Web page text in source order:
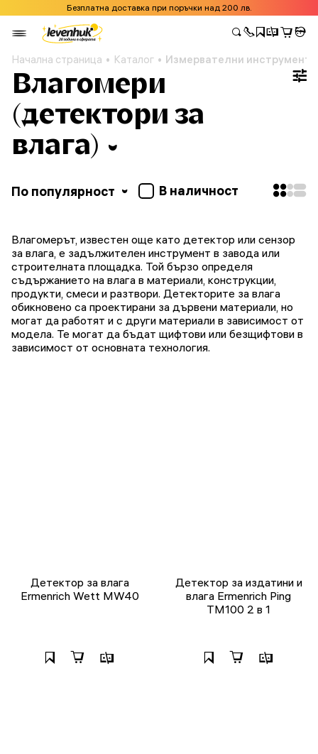
Безплатна доставка при поръчки над 200 лв.
Начална страница Каталог Измервателни инструменти
Влагомери
(детектори за
влага)
По популярност В наличност
Влагомерът, известен още като детектор или сензор
за влага, е задължителен инструмент в завода или
строителната площадка. Той бързо определя
съдържанието на влага в материали, конструкции,
продукти, смеси и разтвори. Детекторите за влага
обикновено са проектирани за дървени материали, но
могат да работят и с други материали в зависимост от
модела. Те могат да бъдат щифтови или безщифтови в
зависимост от основната технология.
Детектор за влага
Ermenrich Wett MW40
Детектор за издатини и
влага Ermenrich Ping
TM100 2 в 1